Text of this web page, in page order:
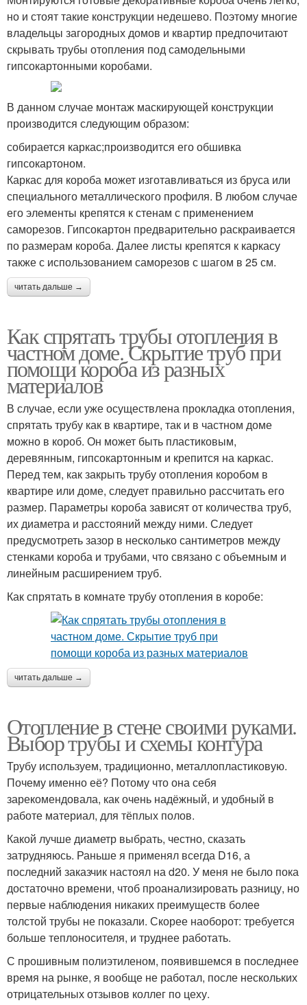
но и стоят такие конструкции недешево. Поэтому многие
владельцы загородных домов и квартир предпочитают
скрывать трубы отопления под самодельными
гипсокартонными коробами.
В данном случае монтаж маскирующей конструкции
производится следующим образом:
собирается каркас;производится его обшивка
гипсокартоном.
Каркас для короба может изготавливаться из бруса или
специального металлического профиля. В любом случае
его элементы крепятся к стенам с применением
саморезов. Гипсокартон предварительно раскраивается
по размерам короба. Далее листы крепятся к каркасу
также с использованием саморезов с шагом в 25 см.
читать дальше →
Как спрятать трубы отопления в
частном доме. Скрытие труб при
помощи короба из разных
материалов
В случае, если уже осуществлена прокладка отопления,
спрятать трубу как в квартире, так и в частном доме
можно в короб. Он может быть пластиковым,
деревянным, гипсокартонным и крепится на каркас.
Перед тем, как закрыть трубу отопления коробом в
квартире или доме, следует правильно рассчитать его
размер. Параметры короба зависят от количества труб,
их диаметра и расстояний между ними. Следует
предусмотреть зазор в несколько сантиметров между
стенками короба и трубами, что связано с объемным и
линейным расширением труб.
Как спрятать в комнате трубу отопления в коробе:
читать дальше →
Отопление в стене своими руками.
Выбор трубы и схемы контура
Трубу используем, традиционно, металлопластиковую.
Почему именно её? Потому что она себя
зарекомендовала, как очень надёжный, и удобный в
работе материал, для тёплых полов.
Какой лучше диаметр выбрать, честно, сказать
затрудняюсь. Раньше я применял всегда D16, а
последний заказчик настоял на d20. У меня не было пока
достаточно времени, чтоб проанализировать разницу, но
первые наблюдения никаких преимуществ более
толстой трубы не показали. Скорее наоборот: требуется
больше теплоносителя, и труднее работать.
С прошивным полиэтиленом, появившемся в последнее
время на рынке, я вообще не работал, после нескольких
отрицательных отзывов коллег по цеху.